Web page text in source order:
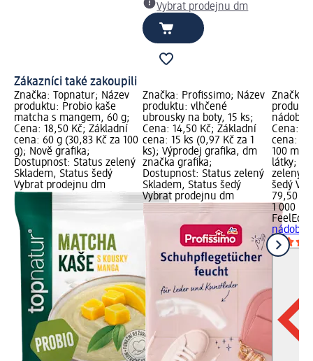
Vybrat prodejnu dm
Zákazníci také zakoupili
Značka: Topnatur; Název
produktu: Probio kaše
matcha s mangem, 60 g;
Cena: 18,50 Kč; Základní
cena: 60 g (30,83 Kč za 100
g); Nově grafika;
Dostupnost: Status zelený
Skladem, Status šedý
Vybrat prodejnu dm
Značka: Profissimo; Název
produktu: vlhčené
ubrousky na boty, 15 ks;
Cena: 14,50 Kč; Základní
cena: 15 ks (0,97 Kč za 1
ks); Výprodej grafika, dm
značka grafika;
Dostupnost: Status zelený
Skladem, Status šedý
Vybrat prodejnu dm
Značka:
nádobí
Cena:
cena: 1
100 ml);
látky;
zelený
šedý
79,50 Kč
1 000 ml
FeelEco
nádobí